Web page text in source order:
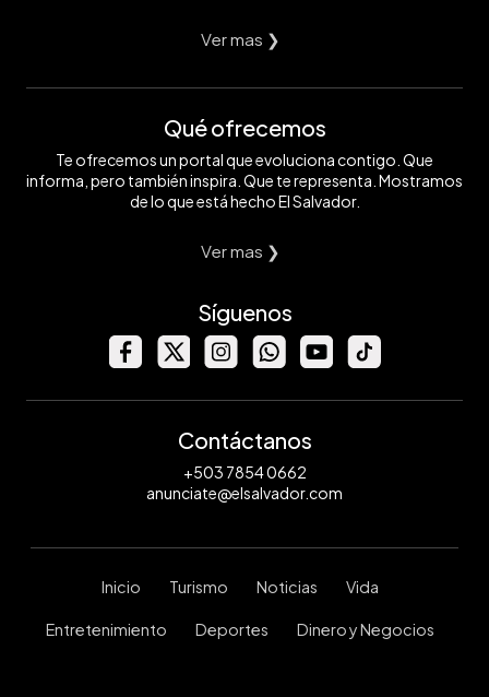
Ver mas ❯
Qué ofrecemos
Te ofrecemos un portal que evoluciona contigo. Que
informa, pero también inspira. Que te representa. Mostramos
de lo que está hecho El Salvador.
Ver mas ❯
Síguenos
Contáctanos
+503 7854 0662
anunciate@elsalvador.com
Inicio Turismo Noticias Vida
Entretenimiento Deportes Dinero y Negocios